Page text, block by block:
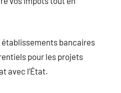
bancaires
pour les projets
avec l’État.